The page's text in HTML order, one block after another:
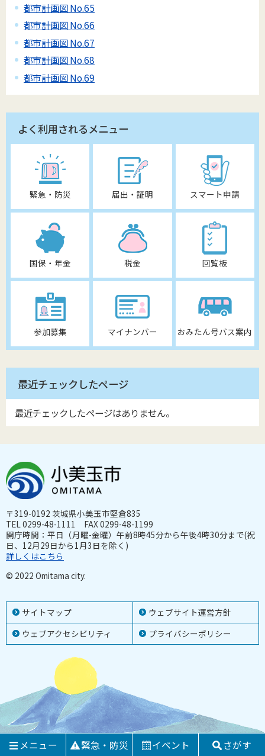
都市計画図 No.65
都市計画図 No.66
都市計画図 No.67
都市計画図 No.68
都市計画図 No.69
よく利用されるメニュー
緊急・防災 届出・証明 スマート申請
国保・年金 税金 回覧板
参加募集 マイナンバー おみたん号バス案内
最近チェックしたページ
最近チェックしたページはありません。
サイトマップ
ウェブサイト運営方針
ウェブアクセシビリティ
プライバシーポリシー
〒319-0192 茨城県小美玉市堅倉835
TEL 0299-48-1111 FAX 0299-48-1199
開庁時間：平日（月曜-金曜）午前8時45分から午後4時30分まで(祝
日、12月29日から1月3日を除く)
詳しくはこちら
© 2022 Omitama city.
メニュー 緊急・防災 イベント さがす